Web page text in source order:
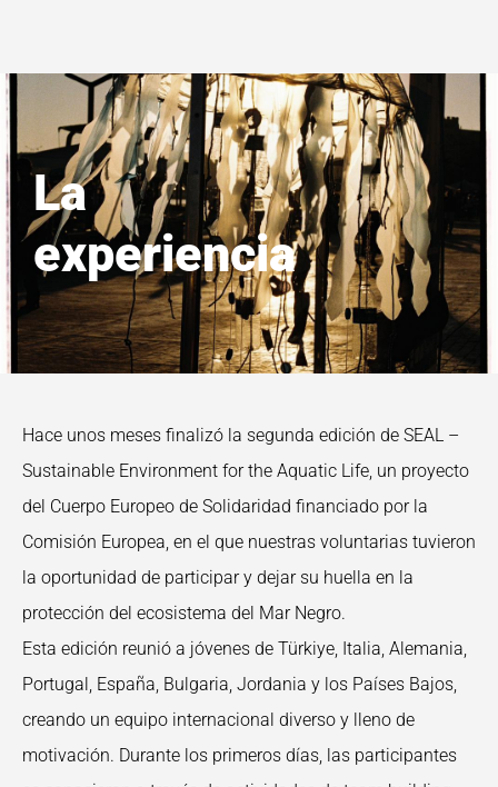
La
experiencia
Hace unos meses finalizó la segunda edición de SEAL –
Sustainable Environment for the Aquatic Life, un proyecto
del Cuerpo Europeo de Solidaridad financiado por la
Comisión Europea, en el que nuestras voluntarias tuvieron
la oportunidad de participar y dejar su huella en la
protección del ecosistema del Mar Negro.
Esta edición reunió a jóvenes de Türkiye, Italia, Alemania,
Portugal, España, Bulgaria, Jordania y los Países Bajos,
creando un equipo internacional diverso y lleno de
motivación. Durante los primeros días, las participantes